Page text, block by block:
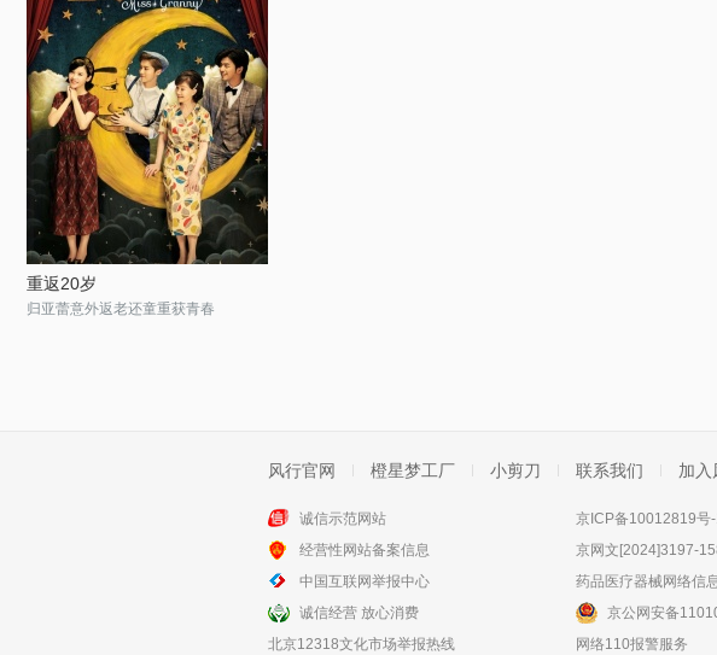
重返20岁
归亚蕾意外返老还童重获青春
风行官网 橙星梦工厂 小剪刀 联系我们 加入
诚信示范网站
经营性网站备案信息
中国互联网举报中心
诚信经营 放心消费
北京12318文化市场举报热线
京ICP备10012819号
京网文[2024]3197-
药品医疗器械网络信
京公网安备
网络110报警服务